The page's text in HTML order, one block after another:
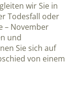
wir Sie in
Todesfall oder
– November
und
Sie sich auf
von einem